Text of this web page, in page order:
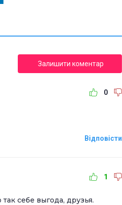
Залишити коментар
0
Відповісти
1
себе выгода, друзья.